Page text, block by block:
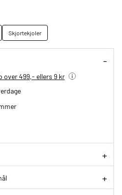
Skjortekjoler
over 499,- ellers 9 kr